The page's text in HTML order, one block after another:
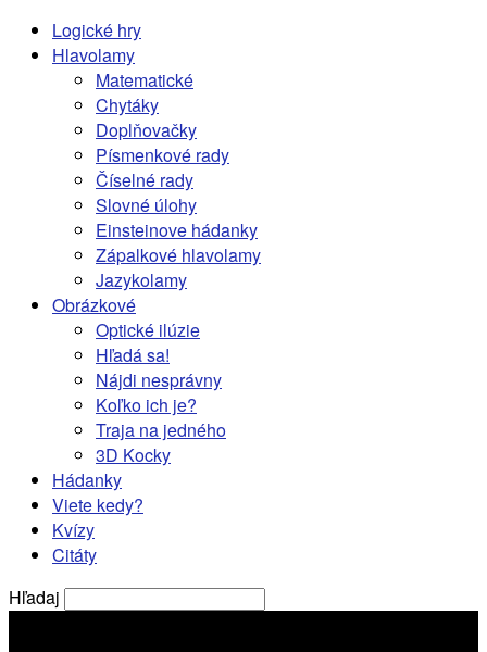
Logické hry
Hlavolamy
Matematické
Chytáky
Doplňovačky
Písmenkové rady
Číselné rady
Slovné úlohy
Einsteinove hádanky
Zápalkové hlavolamy
Jazykolamy
Obrázkové
Optické ilúzie
Hľadá sa!
Nájdi nesprávny
Koľko ich je?
Traja na jedného
3D Kocky
Hádanky
Viete kedy?
Kvízy
Citáty
Hľadaj